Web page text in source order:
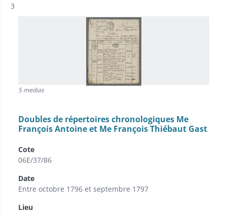
Résultat n°
3
5 medias
Doubles de répertoires chronologiques Me
François Antoine et Me François Thiébaut Gast
Cote
06E/37/86
Date
Entre octobre 1796 et septembre 1797
Lieu